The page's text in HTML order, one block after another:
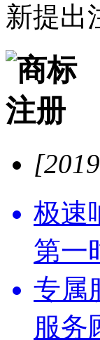
新提出
极速
第一
专属
服务